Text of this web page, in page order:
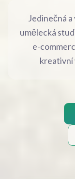
Jedinečná
umělecká
e-
kreativní